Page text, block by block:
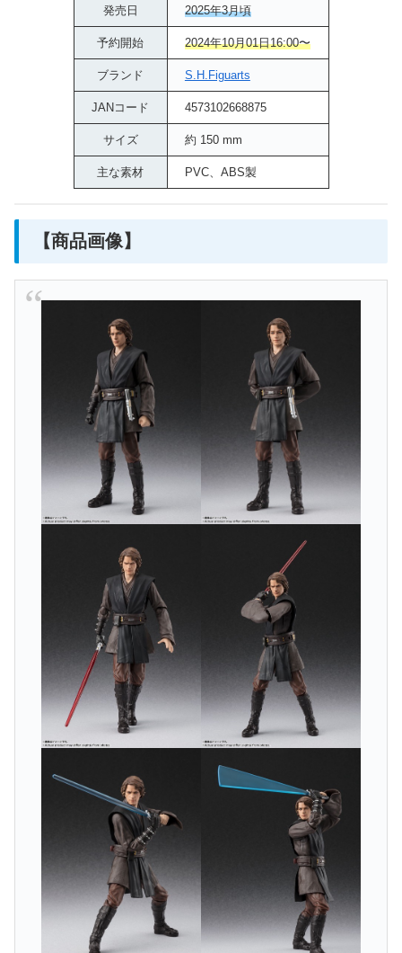
発売日 2025年3月頃
予約開始 2024年10月01日16:00〜
ブランド S.H.Figuarts
JANコード 4573102668875
サイズ 約 150 mm
主な素材 PVC、ABS製
【商品画像】